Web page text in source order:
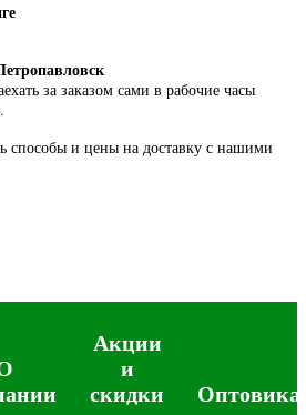
за заказом сами в рабочие часы
способы и цены на доставку с нашими
Акции
и
скидки